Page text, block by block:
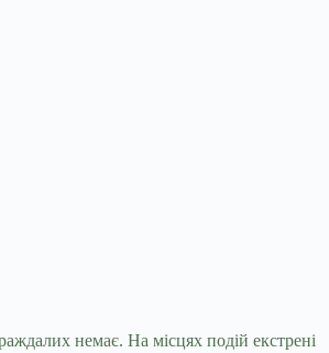
немає. На місцях подій екстрені